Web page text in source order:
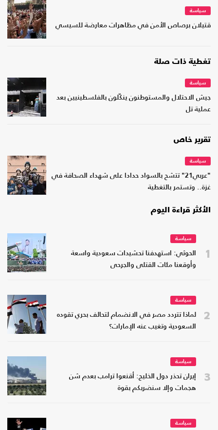
سياسة
قتيلان برصاص الأمن في مظاهرات معارضة للسيسي
تغطية ذات صلة
سياسة
جيش الاحتلال والمستوطنون ينكّلون بالفلسطينيين بعد
عملية تل
تقرير خاص
سياسة
"عربي21" تتشح بالسواد حدادا على شهداء الصحافة في
غزة.. وتستمر بالتغطية
الأكثر قراءة اليوم
1
سياسة
الحوثي: استهدفنا تحشيدات سعودية واسعة
وأوقعنا مئات القتلى والجرحى
2
سياسة
لماذا تتردد مصر في الانضمام لتحالف بحري تقوده
السعودية وتغيب عنه الإمارات؟
3
سياسة
إيران تحذر دول الخليج: أقنعوا ترامب بعدم شن
هجمات وإلا سنضربكم بقوة
سياسة